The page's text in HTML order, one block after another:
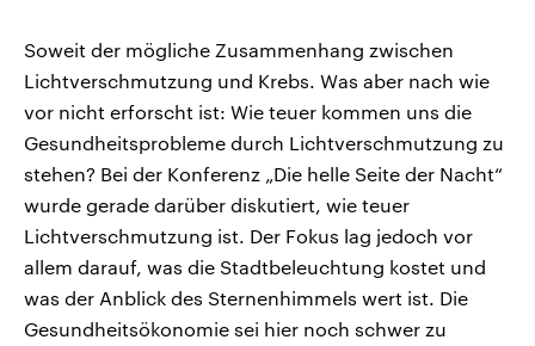
Soweit der mögliche Zusammenhang zwischen
Lichtverschmutzung und Krebs. Was aber nach wie
vor nicht erforscht ist: Wie teuer kommen uns die
Gesundheitsprobleme durch Lichtverschmutzung zu
stehen? Bei der Konferenz „Die helle Seite der Nacht“
wurde gerade darüber diskutiert, wie teuer
Lichtverschmutzung ist. Der Fokus lag jedoch vor
allem darauf, was die Stadtbeleuchtung kostet und
was der Anblick des Sternenhimmels wert ist. Die
Gesundheitsökonomie sei hier noch schwer zu